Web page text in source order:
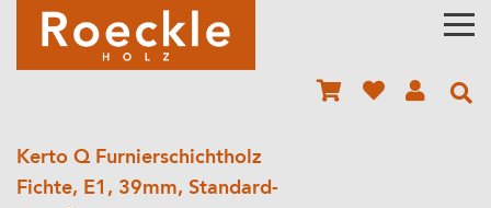
Kerto Q Furnierschichtholz
Fichte, E1, 39mm, Standard-